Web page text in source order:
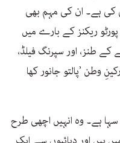
کی ہے۔ ان کی مہم بھی
ریکنز کے بارے میں
کے طنز، اور سپرنگ فیلڈ،
وطن ’پالتو جانور کھا
ہے۔ وہ انہیں اچھی طرح